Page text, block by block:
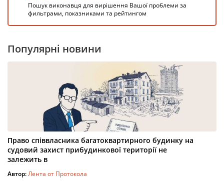
Пошук виконавця для вирішення Вашої проблеми за
фильтрами, показниками та рейтингом
Популярні новини
Право співвласника багатоквартирного будинку на
судовий захист прибудинкової території не
залежить в
Автор:Лента от Протокола